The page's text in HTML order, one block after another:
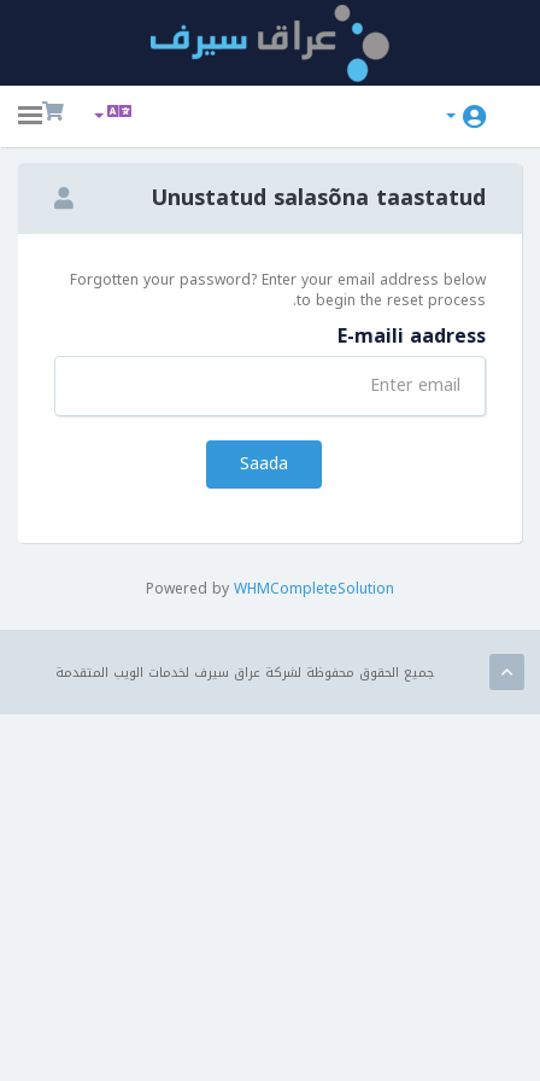
Unustatud salasõna taastatud
Forgotten your password? Enter your email address below
to begin the reset process.
E-maili aadress
Saada
Powered byWHMCompleteSolution
جميع الحقوق محفوظة لشركة عراق سيرف لخدمات الويب المتقدمة